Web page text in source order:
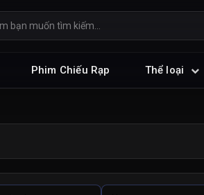
Phim Chiếu Rạp Thể loại